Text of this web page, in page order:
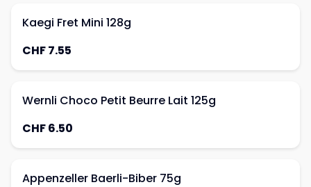
Kaegi Fret Mini 128g
CHF 7.55
Wernli Choco Petit Beurre Lait 125g
CHF 6.50
Appenzeller Baerli-Biber 75g